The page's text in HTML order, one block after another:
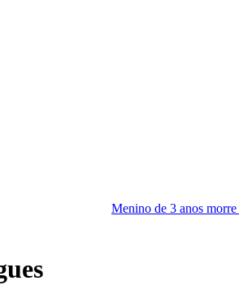
Menino de 3 anos morre após agressões;